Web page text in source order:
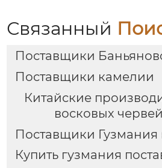
Связанный
Поставщики
Поставщики камелии
Китайские
восковых
Поставщики Гузмания
Купить гузмания